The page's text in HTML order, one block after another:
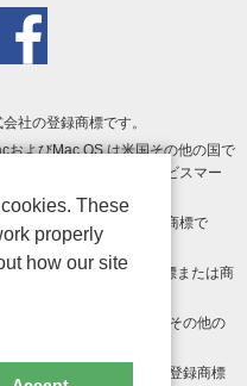
社の登録商標です。
よびMac OS は米国その他の国で
は Apple Inc. のサービスマー
ロゴ は Google LLC の商標で
の他の国における登録商標または商
Adobe Inc.の米国およびその他の
ロゴは各社の商標または登録商標
These
properly
how our site